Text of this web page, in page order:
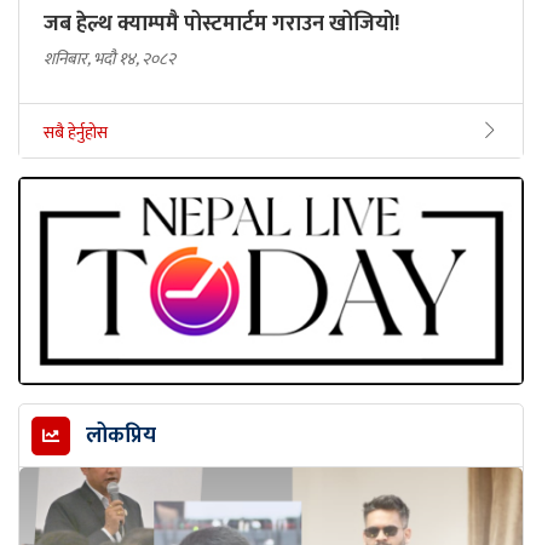
जब हेल्थ क्याम्पमै पोस्टमार्टम गराउन खोजियो!
शनिबार, भदौ १४, २०८२
सबै हेर्नुहोस
लोकप्रिय